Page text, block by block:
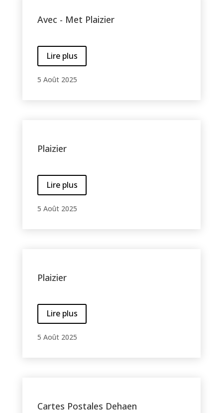
Avec - Met Plaizier
Lire plus
5 Août 2025
Plaizier
Lire plus
5 Août 2025
Plaizier
Lire plus
5 Août 2025
Cartes Postales Dehaen